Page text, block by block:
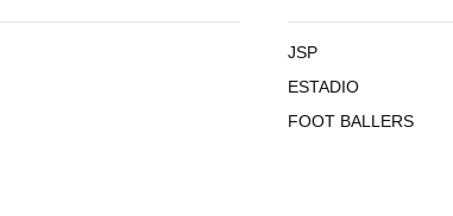
JSP
ESTADIO
FOOT BALLERS